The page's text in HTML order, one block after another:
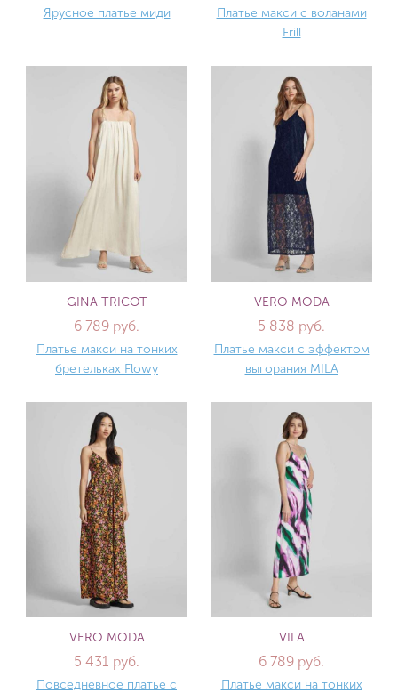
Ярусное платье миди
Платье макси с воланами
Frill
GINA TRICOT
6 789 руб.
Платье макси на тонких
бретельках Flowy
VERO MODA
5 838 руб.
Платье макси с эффектом
выгорания MILA
VERO MODA
5 431 руб.
Повседневное платье с
VILA
6 789 руб.
Платье макси на тонких